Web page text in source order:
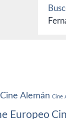
Cine Alemán Cine
Europeo